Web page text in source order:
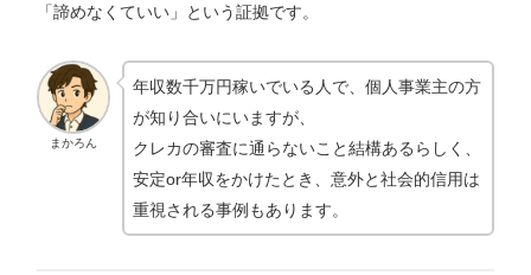
「諦めなくていい」という証拠です。
まかろん
年収数千万円稼いでいる人で、個人事業主の方
が知り合いにいますが、
クレカの審査に通らないこと結構あるらしく、
安定or年収をかけたとき、意外と社会的信用は
重視される事例もあります。